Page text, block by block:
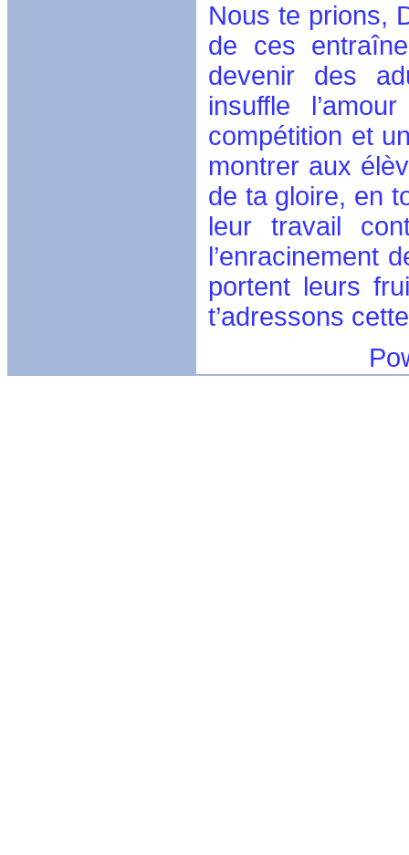
Nous te prions,
de ces
devenir des
insuffle
compétition et
montrer aux
de ta gloire, en
leur travail
l’enracinement
portent leurs
t’adressons
Powerful